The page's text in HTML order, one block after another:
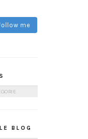
me
BLOG